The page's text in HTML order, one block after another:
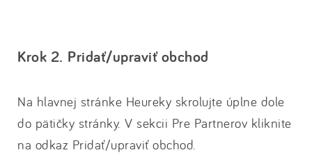
Krok 2. Pridať/upraviť obchod
Na hlavnej stránke Heureky skrolujte úplne dole
do pätičky stránky. V sekcii Pre Partnerov kliknite
na odkaz Pridať/upraviť obchod.